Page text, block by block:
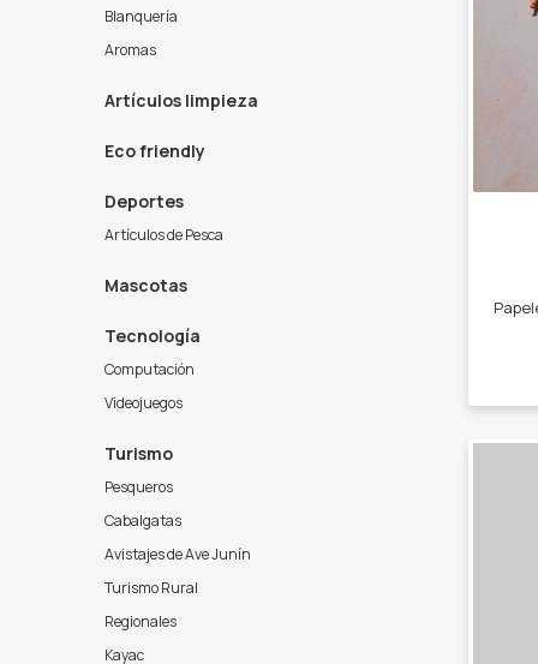
Blanquería
Aromas
Artículos limpieza
Eco friendly
Deportes
Artículos de Pesca
Mascotas
Tecnología
Computación
Videojuegos
Turismo
Pesqueros
Cabalgatas
Avistajes de Ave Junín
Turismo Rural
Regionales
Kayac